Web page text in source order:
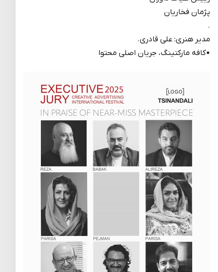
پژمان فخاریان
.
مدیر هنرى: على قادرى.
▪️کافه مارکتینگ، جریان اصلی محتوا